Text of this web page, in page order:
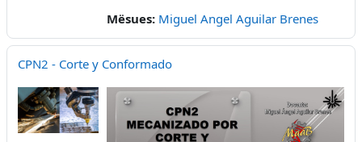
Mësues: Miguel Angel Aguilar Brenes
CPN2 - Corte y Conformado